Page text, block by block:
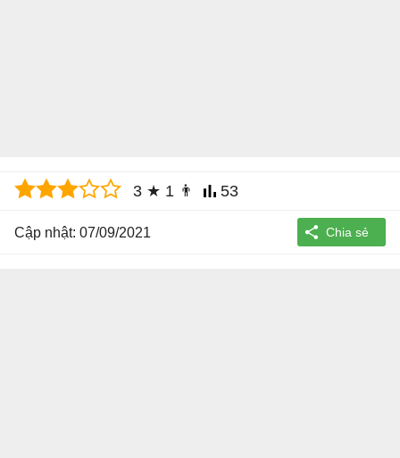
3 ★ 1 👨 53
Cập nhật: 07/09/2021